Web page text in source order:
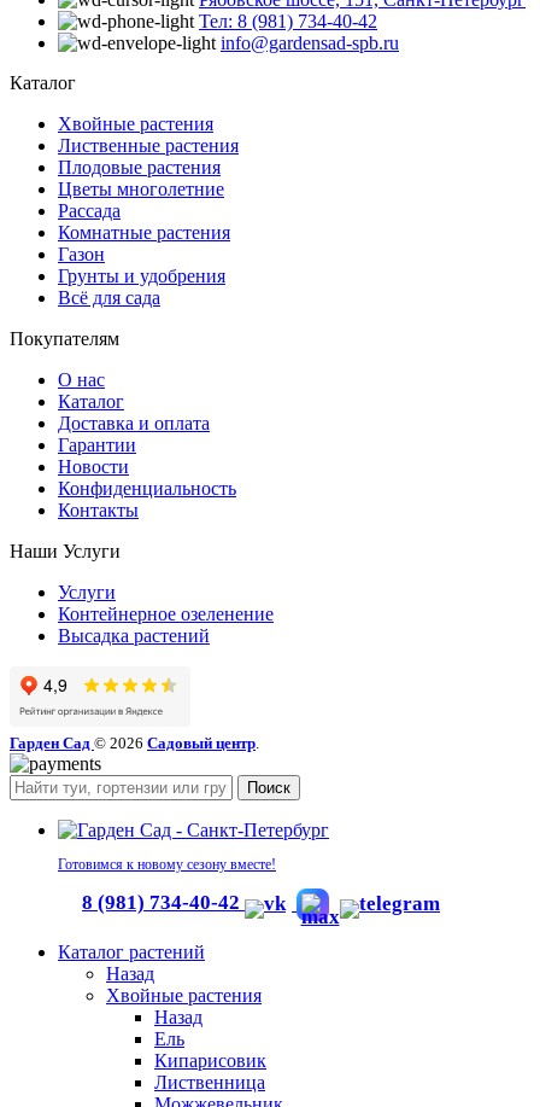
Тел: 8 (981) 734-40-42
info@gardensad-spb.ru
Каталог
Хвойные растения
Лиственные растения
Плодовые растения
Цветы многолетние
Рассада
Комнатные растения
Газон
Грунты и удобрения
Всё для сада
Покупателям
О нас
Каталог
Доставка и оплата
Гарантии
Новости
Конфиденциальность
Контакты
Наши Услуги
Услуги
Контейнерное озеленение
Высадка растений
Гарден Сад © 2026 Садовый центр.
Поиск
Готовимся к новому сезону вместе!
8 (981) 734-40-42
Каталог растений
Назад
Хвойные растения
Назад
Ель
Кипарисовик
Лиственница